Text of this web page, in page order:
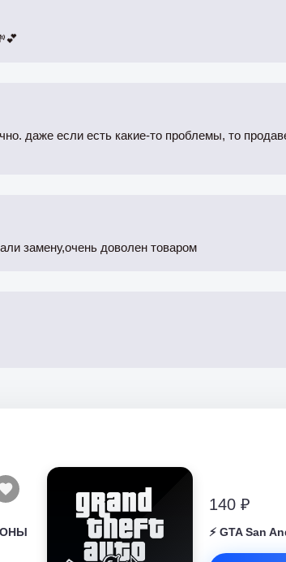
даже если есть какие-то проблемы, то
замену,очень доволен товаром
140 ₽
⚡️ GTA San